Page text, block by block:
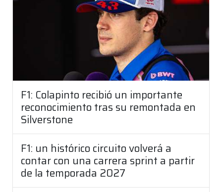
F1: Colapinto recibió un importante
reconocimiento tras su remontada en
Silverstone
F1: un histórico circuito volverá a
contar con una carrera sprint a partir
de la temporada 2027